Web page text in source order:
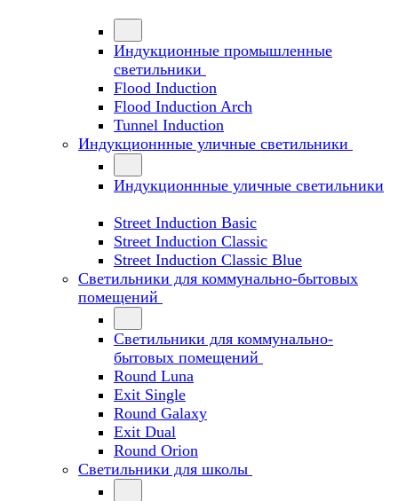
Индукционные промышленные
светильники
Flood Induction
Flood Induction Arch
Tunnel Induction
Индукционнные уличные светильники
Индукционнные уличные светильники
Street Induction Basic
Street Induction Classic
Street Induction Classic Blue
Светильники для коммунально-бытовых
помещений
Светильники для коммунально-
бытовых помещений
Round Luna
Exit Single
Round Galaxy
Exit Dual
Round Orion
Светильники для школы